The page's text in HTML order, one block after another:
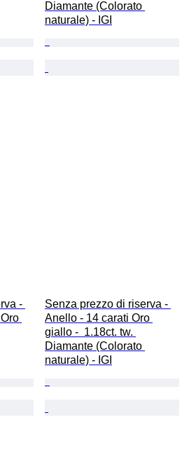
Diamante (Colorato
naturale) - IGI
-
Senza prezzo di riserva -
Anello - 14 carati Oro
giallo -  1.18ct. tw.
Diamante (Colorato
naturale) - IGI